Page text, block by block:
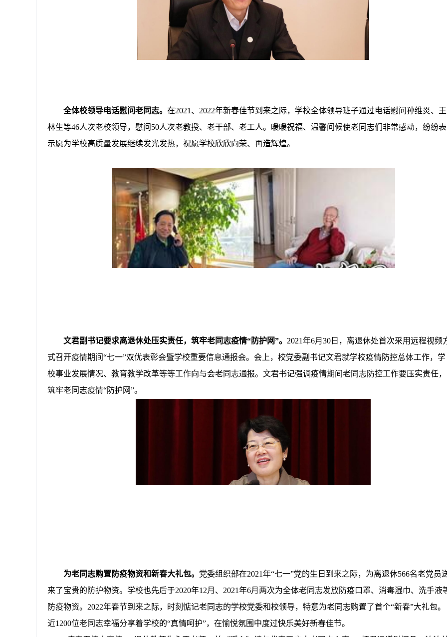
全体校领导电话慰问老同志。在2021 、 2022年新春佳节到来之际，学校全体领导班子通过电话慰问孙维炎、王
林生等46人次老校领导，慰问 50人次老教授、老干部、老工人。暖暖祝福、温馨问候使老同志们非常感动，纷纷表
示愿为学校高质量发展继续发光发热，祝愿学校欣欣向荣、再造辉煌。
文君副书记要求离退休处压实责任，筑牢老同志疫情“防护网”。 2021年6月30 日，离退休处首次采用远程视频
式召开疫情期间“七一”双优表彰会暨学校重要信息通报会。会上，校党委副书记文君就学校疫情防控总体工作，学
校事业发展情况、教育教学改革等等工作向与会老同志通报。文君书记强调疫情期间老同志防控工作要压实责任，
筑牢老同志疫情“防护网”。
为老同志购置防疫物资和新春大礼包。 党委组织部在2021年“七一”党的生日到来之际，为离退休566名老党员
来了宝贵的防护物资。学校也先后于2020年12月、 2021年6月两次为全体老同志发放防疫口罩、消毒湿巾、洗手液
防疫物资。 2022年春节到来之际，时刻惦记老同志的学校党委和校领导，特意为老同志购置了首个“新春”大礼包。
近1200位老同志幸福分享着学校的“真情呵护”，在愉悦氛围中度过快乐美好新春佳节。